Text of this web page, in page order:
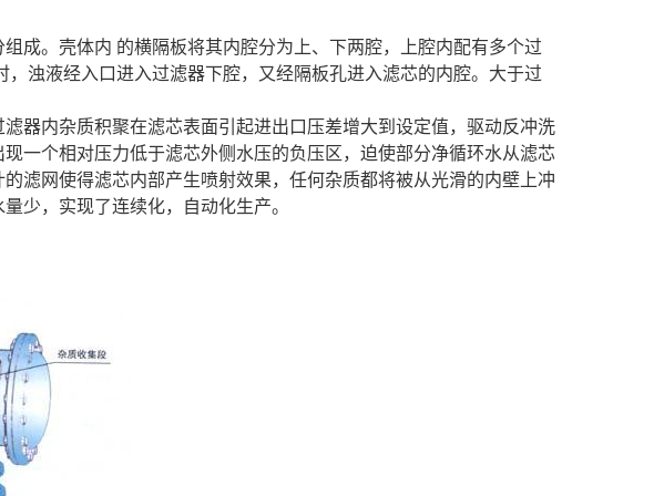
。壳体内 的横隔板将其内腔分为上、下两腔，上腔内配有多个过
浊液经入口进入过滤器下腔，又经隔板孔进入滤芯的内腔。大于过
内杂质积聚在滤芯表面引起进出口压差增大到设定值，驱动反冲洗
一个相对压力低于滤芯外侧水压的负压区，迫使部分净循环水从滤芯
滤网使得滤芯内部产生喷射效果，任何杂质都将被从光滑的内壁上冲
少，实现了连续化，自动化生产。